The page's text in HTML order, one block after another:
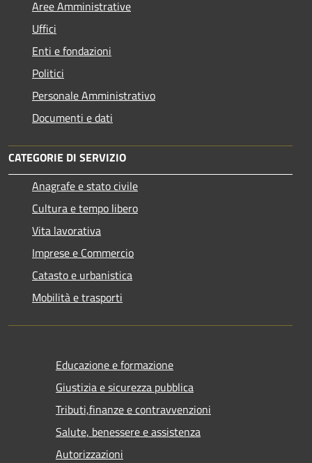
Aree Amministrative
Uffici
Enti e fondazioni
Politici
Personale Amministrativo
Documenti e dati
CATEGORIE DI SERVIZIO
Anagrafe e stato civile
Cultura e tempo libero
Vita lavorativa
Imprese e Commercio
Catasto e urbanistica
Mobilità e trasporti
Educazione e formazione
Giustizia e sicurezza pubblica
Tributi,finanze e contravvenzioni
Salute, benessere e assistenza
Autorizzazioni